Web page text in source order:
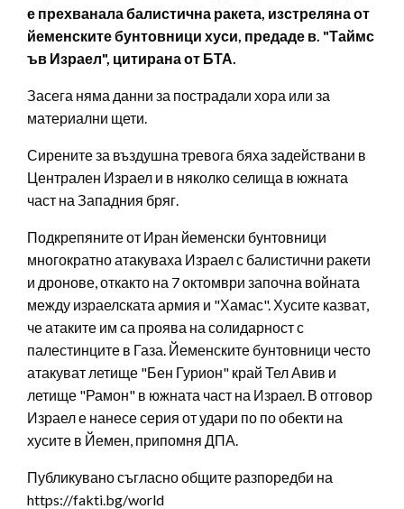
е прехванала балистична ракета, изстреляна от
йеменските бунтовници хуси, предаде в. "Таймс
ъв Израел", цитирана от БТА.
Засега няма данни за пострадали хора или за
материални щети.
Сирените за въздушна тревога бяха задействани в
Централен Израел и в няколко селища в южната
част на Западния бряг.
Подкрепяните от Иран йеменски бунтовници
многократно атакуваха Израел с балистични ракети
и дронове, откакто на 7 октомври започна войната
между израелската армия и "Хамас". Хусите казват,
че атаките им са проява на солидарност с
палестинците в Газа. Йеменските бунтовници често
атакуват летище "Бен Гурион" край Тел Авив и
летище "Рамон" в южната част на Израел. В отговор
Израел е нанесе серия от удари по по обекти на
хусите в Йемен, припомня ДПА.
Публикувано съгласно общите разпоредби на
https://fakti.bg/world